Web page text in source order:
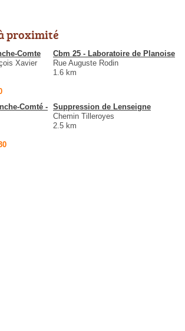
proximité
Comte
Xavier
Cbm 25 - Laboratoire de Planoise
Rue Auguste Rodin
1.6 km
Comté - Suppression de Lenseigne
Chemin Tilleroyes
2.5 km